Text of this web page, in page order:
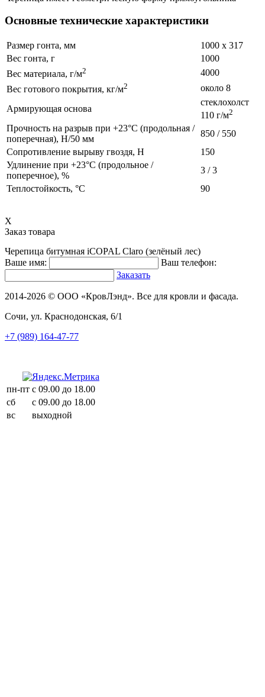
Основные технические характеристики
Размер гонта, мм
1000 х 317
Вес гонта, г
1000
Вес материала, г/м2
4000
Вес готового покрытия, кг/м2 около 8
Армирующая основа
стеклохолст
110 г/м2
Прочность на разрыв при +23°C (продольная /
поперечная), Н/50 мм
850 / 550
Сопротивление вырыву гвоздя, Н
150
Удлинение при +23°C (продольное /
поперечное), %
3 / 3
Теплостойкость, °C
90
X
Заказ товара
Черепица битумная iCOPAL Claro (зелёный лес)
Ваше имя:
Ваш телефон:
Заказать
2014-2026 © ООО «КровЛэнд». Все для кровли и фасада.
Сочи, ул. Краснодонская, 6/1
+7 (989) 164-47-77
пн-пт с 09.00 до 18.00
сб
с 09.00 до 18.00
вс
выходной